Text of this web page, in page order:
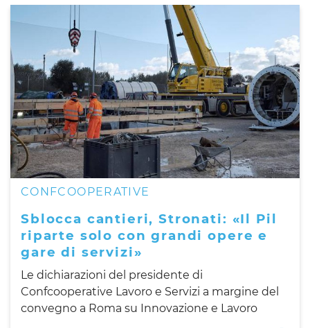
CONFCOOPERATIVE
Sblocca cantieri, Stronati: «Il Pil
riparte solo con grandi opere e
gare di servizi»
Le dichiarazioni del presidente di
Confcooperative Lavoro e Servizi a margine del
convegno a Roma su Innovazione e Lavoro